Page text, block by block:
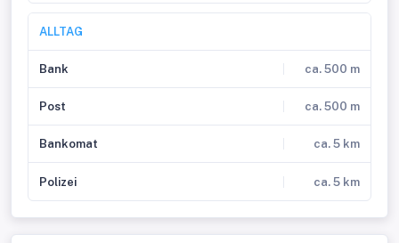
ALLTAG
Bank ca. 500 m
Post ca. 500 m
Bankomat ca. 5 km
Polizei ca. 5 km